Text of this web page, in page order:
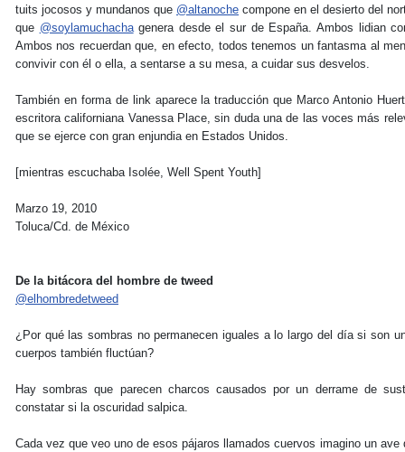
tuits jocosos y mundanos que @altanoche compone en el desierto del
que @soylamuchachagenera desde el sur de España. Ambos lidian
Ambos nos recuerdan que, en efecto, todos tenemos un fantasma al
convivir con él o ella, a sentarse a su mesa, a cuidar sus desvelos.
También en forma de link aparece la traducción que Marco Antonio
escritora californiana Vanessa Place, sin duda una de las voces más
que se ejerce con gran enjundia en Estados Unidos.
[mientras escuchaba Isolée, Well Spent Youth]
Marzo 19, 2010
Toluca/Cd. de México
De la bitácora del hombre de tweed
@elhombredetweed
¿Por qué las sombras no permanecen iguales a lo largo del día si son
cuerpos también fluctúan?
Hay sombras que parecen charcos causados por un derrame de
constatar si la oscuridad salpica.
Cada vez que veo uno de esos pájaros llamados cuervos imagino un